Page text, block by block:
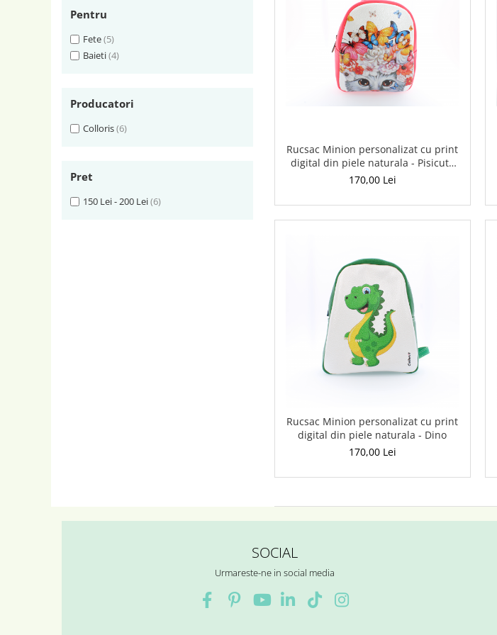
Pentru
Fete(5)
Baieti(4)
Producatori
Colloris(6)
Pret
150 Lei - 200 Lei(6)
Rucsac Minion personalizat cu print
digital din piele naturala - Pisicuta
colorata
170,00 Lei
Rucsac Minion personalizat cu print
digital din piele naturala - Dino
170,00 Lei
SOCIAL
Urmareste-ne in social media